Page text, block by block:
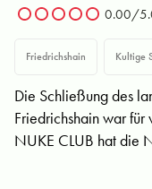
0.00/
Friedrichshain Kultige
Die Schließung des
Friedrichshain war
NUKE CLUB hat die